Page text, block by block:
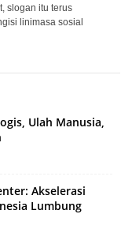
slogan itu terus
linimasa sosial
Ulah Manusia,
Akselerasi
Lumbung